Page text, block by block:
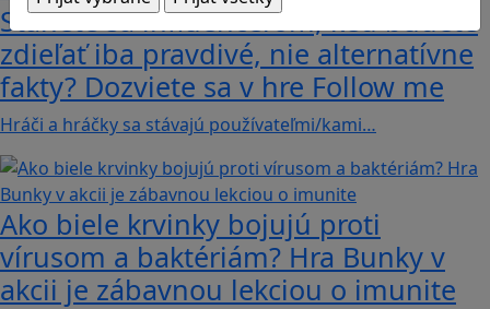
Stanete sa influencerom, keď budete
zdieľať iba pravdivé, nie alternatívne
fakty? Dozviete sa v hre Follow me
Hráči a hráčky sa stávajú používateľmi/kami…
Ako biele krvinky bojujú proti
vírusom a baktériám? Hra Bunky v
akcii je zábavnou lekciou o imunite